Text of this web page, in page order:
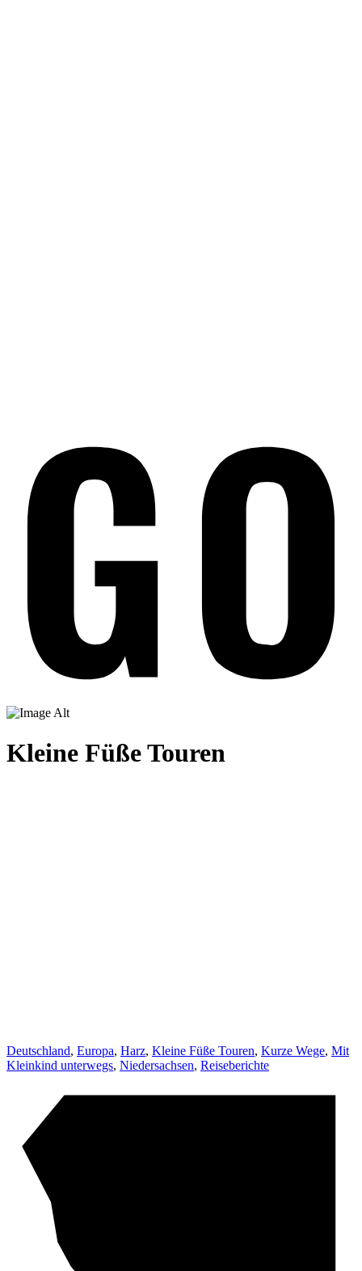
Kleine Füße Touren
Deutschland, Europa, Harz, Kleine Füße Touren, Kurze Wege, Mit
Kleinkind unterwegs, Niedersachsen, Reiseberichte